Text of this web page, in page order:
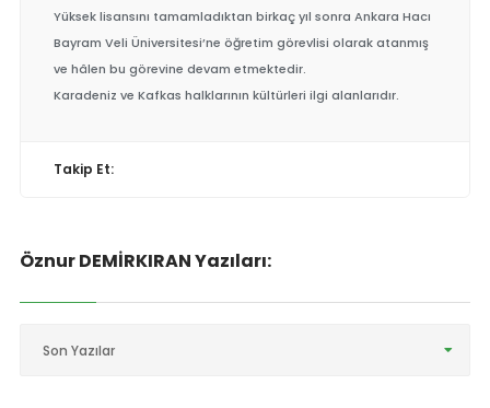
Yüksek lisansını tamamladıktan birkaç yıl sonra Ankara Hacı
Bayram Veli Üniversitesi’ne öğretim görevlisi olarak atanmış
ve hâlen bu görevine devam etmektedir.
Karadeniz ve Kafkas halklarının kültürleri ilgi alanlarıdır.
Takip Et:
Öznur DEMİRKIRAN Yazıları:
Son Yazılar